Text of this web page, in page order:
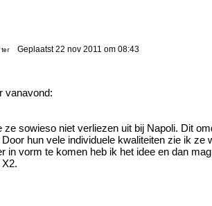
Geplaatst 22 nov 2011 om 08:43
vanavond:
sowieso niet verliezen uit bij Napoli. Dit
hun vele individuele kwaliteiten zie ik ze
in vorm te komen heb ik het idee en dan